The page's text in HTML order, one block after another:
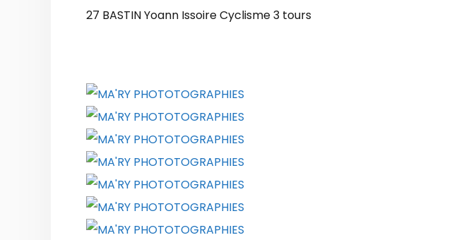
27 BASTIN Yoann Issoire Cyclisme 3 tours